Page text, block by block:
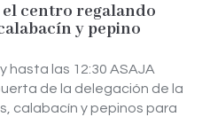
el centro regalando
y pepino
hasta las 12:30 ASAJA
de la delegación de la
calabacín y pepinos para